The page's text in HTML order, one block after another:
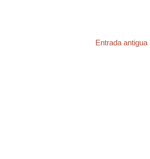
Entrada antigua